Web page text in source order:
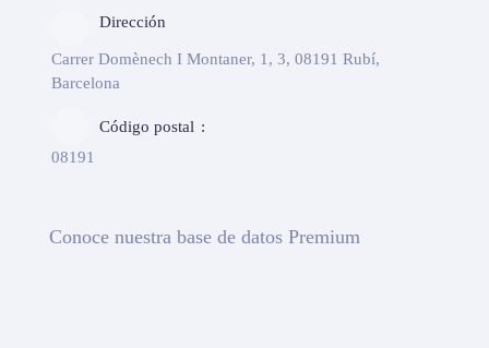
Dirección
Carrer Domènech I Montaner, 1, 3, 08191 Rubí,
Barcelona
Código postal
08191
Conoce nuestra base de datos Premium